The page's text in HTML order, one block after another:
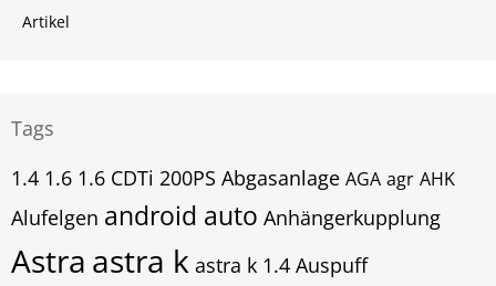
Artikel
Tags
1.4 1.6 1.6 CDTi 200PS Abgasanlage AGA agr AHK
Alufelgen android auto Anhängerkupplung
Astra astra k astra k 1.4 Auspuff